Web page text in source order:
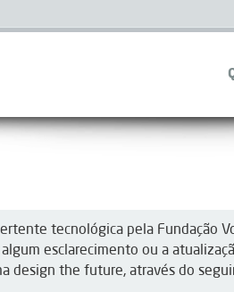
tecnológica pela Fundação
esclarecimento ou a
design the future, através do